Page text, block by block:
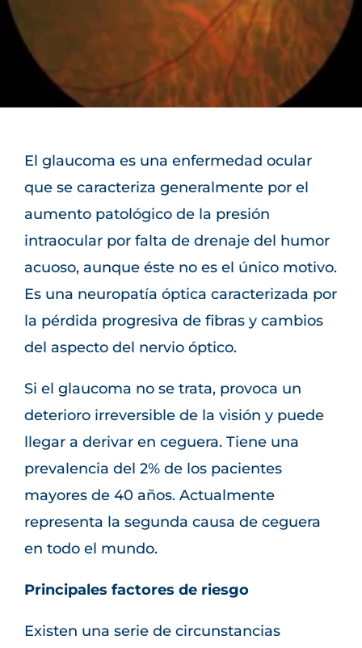
El glaucoma es una enfermedad ocular
que se caracteriza generalmente por el
aumento patológico de la presión
intraocular por falta de drenaje del humor
acuoso, aunque éste no es el único motivo.
Es una neuropatía óptica caracterizada por
la pérdida progresiva de fibras y cambios
del aspecto del nervio óptico.
Si el glaucoma no se trata, provoca un
deterioro irreversible de la visión y puede
llegar a derivar en ceguera. Tiene una
prevalencia del 2% de los pacientes
mayores de 40 años. Actualmente
representa la segunda causa de ceguera
en todo el mundo.
Principales factores de riesgo
Existen una serie de circunstancias